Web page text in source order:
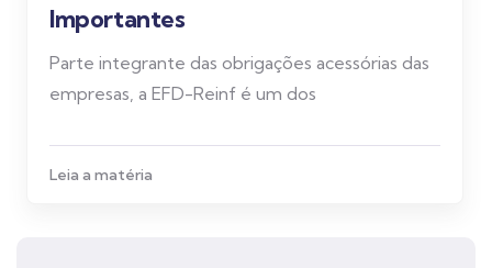
Importantes
Parte integrante das obrigações acessórias das
empresas, a EFD-Reinf é um dos
Leia a matéria